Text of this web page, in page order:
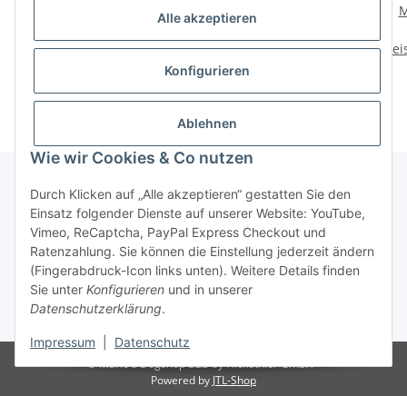
Alle akzeptieren
Konfigurieren
Ablehnen
Wie wir Cookies & Co nutzen
Durch Klicken auf „Alle akzeptieren“ gestatten Sie den
Einsatz folgender Dienste auf unserer Website: YouTube,
Vimeo, ReCaptcha, PayPal Express Checkout und
Ratenzahlung. Sie können die Einstellung jederzeit ändern
(Fingerabdruck-Icon links unten). Weitere Details finden
Sie unter Konfigurieren und in unserer
Datenschutzerklärung.
Impressum Datenschutz
Mystique Kaninchenfell
Preise nach Anmeldung
Mystique Dummy
Speedy Rabbit mit Fell
Preise nach Anmeldung
sichtbar
Informationen
Gesetzliche Informationen
* Alle Preise zzgl. gesetzlicher USt.
© Mario's Dogshop B2B by Hickethier GmbH
Powered by JTL-Shop